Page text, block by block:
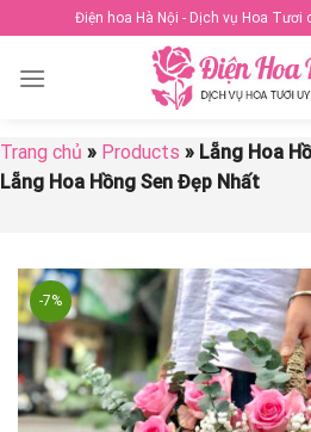
to
content
Điện hoa Hà Nội - Dịch vụ Hoa Tươi
Trang chủ » Products » Lẵng Hoa
Lẵng Hoa Hồng Sen Đẹp Nhất
-7%